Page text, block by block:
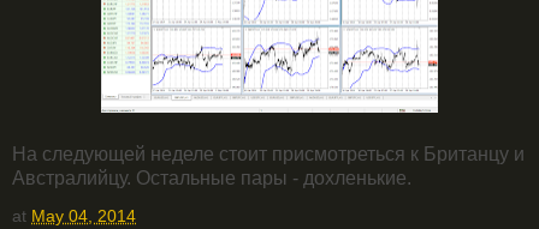
На следующей неделе стоит присмотреться к Британцу и
Австралийцу. Остальные пары - дохленькие.
at May 04, 2014